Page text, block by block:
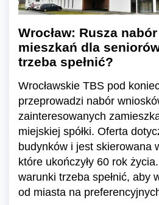
Wrocław: Rusza
mieszkań dla
trzeba spełnić?
Wrocławskie TBS pod
przeprowadzi nabór
zainteresowanych
miejskiej spółki. Oferta
budynków i jest skierowana
które ukończyły 60 rok
warunki trzeba spełnić, aby
od miasta na